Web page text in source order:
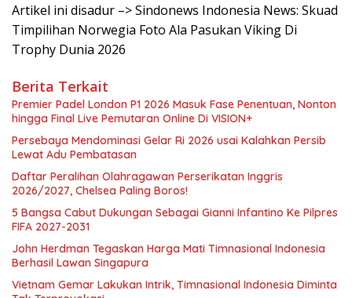
Artikel ini disadur –> Sindonews Indonesia News: Skuad
Timpilihan Norwegia Foto Ala Pasukan Viking Di
Trophy Dunia 2026
Berita Terkait
Premier Padel London P1 2026 Masuk Fase Penentuan, Nonton
hingga Final Live Pemutaran Online Di VISION+
Persebaya Mendominasi Gelar Ri 2026 usai Kalahkan Persib
Lewat Adu Pembatasan
Daftar Peralihan Olahragawan Perserikatan Inggris
2026/2027, Chelsea Paling Boros!
5 Bangsa Cabut Dukungan Sebagai Gianni Infantino Ke Pilpres
FIFA 2027-2031
John Herdman Tegaskan Harga Mati Timnasional Indonesia
Berhasil Lawan Singapura
Vietnam Gemar Lakukan Intrik, Timnasional Indonesia Diminta